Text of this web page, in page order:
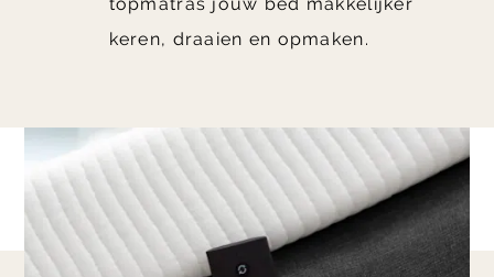
keren, draaien en opmaken.